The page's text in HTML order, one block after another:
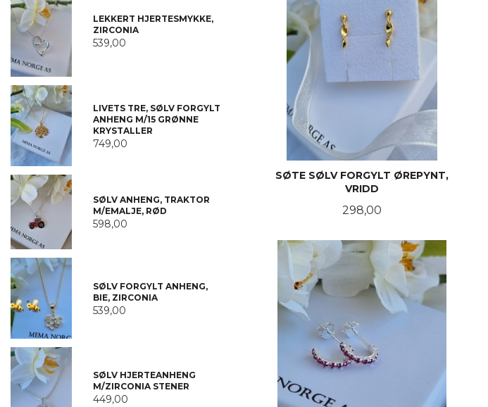
SØTE SØLV FORGYLT ØREPYNT,
VRIDD
Pris
298,00
KJØP
LEKKERT HJERTESMYKKE,
ZIRCONIA
539,00
LIVETS TRE, SØLV FORGYLT
ANHENG M/15 GRØNNE
KRYSTALLER
749,00
SØLV ANHENG, TRAKTOR
M/EMALJE, RØD
598,00
SØLV FORGYLT ANHENG,
BIE, ZIRCONIA
539,00
SØLV HJERTEANHENG
M/ZIRCONIA STENER
449,00